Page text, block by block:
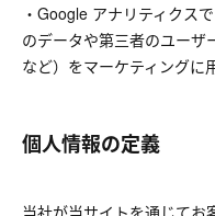
・Google アナリティクス
のデータや第三者のユーザ
など）をマーケティングに
個人情報の定義
当社が当サイトを通じてお